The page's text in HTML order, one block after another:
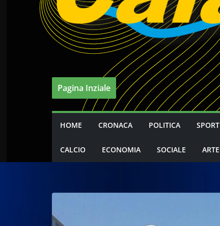
Pagina Inziale
HOME CRONACA POLITICA SPORT
CALCIO ECONOMIA SOCIALE ARTE